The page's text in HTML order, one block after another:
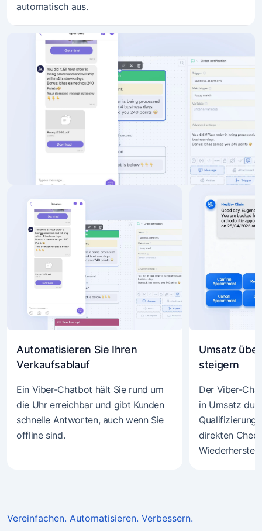
automatisch aus.
Automatisieren Sie Ihren
Verkaufsablauf
Ein Viber-Chatbot hält Sie rund um
die Uhr erreichbar und gibt Kunden
schnelle Antworten, auch wenn Sie
offline sind.
Umsatz
steigern
Der Viber-
in Umsatz
direkten
Vereinfachen. Automatisieren. Verbessern.